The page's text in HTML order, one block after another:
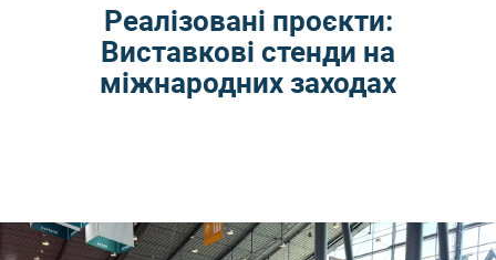
Реалізовані проєкти:
Виставкові стенди на
міжнародних заходах